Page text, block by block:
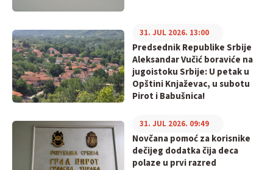
Predsednik Republike Srbije
Aleksandar Vučić boraviće na
jugoistoku Srbije: U petak u
Opštini Knjaževac, u subotu
Pirot i Babušnica!
31. JUL 2026. 13:00
Novčana pomoć za korisnike
dečijeg dodatka čija deca
polaze u prvi razred
31. JUL 2026. 09:49